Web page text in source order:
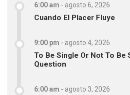
6:00 am - agosto 6, 2026
Cuando El Placer Fluye
9:00 pm - agosto 4, 2026
To Be Single Or Not To Be
Question
6:00 am - agosto 3, 2026